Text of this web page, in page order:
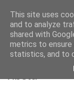
středa 21. dubna
Praxe
This site uses
and to analyze
shared with
metrics to ensure
statistics, and to